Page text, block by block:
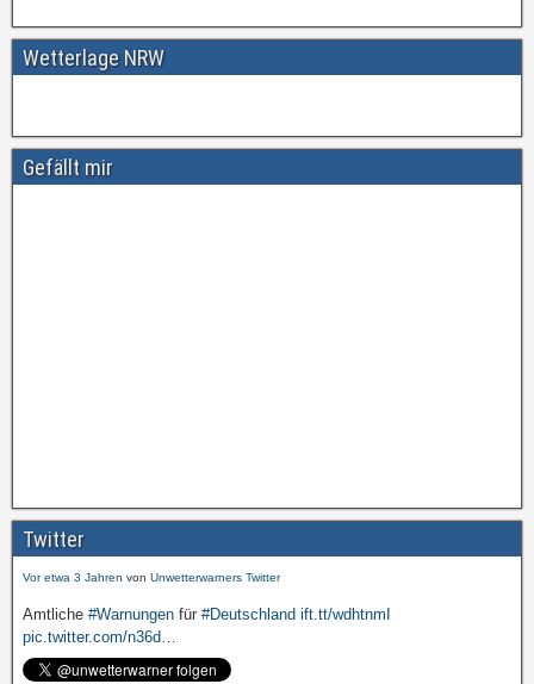
Wetterlage NRW
Gefällt mir
Twitter
Amtliche#Warnungenfür#Deutschland ift.tt/wdhtnmI
pic.twitter.com/cmFX…
pic.twitter.com/n36d…